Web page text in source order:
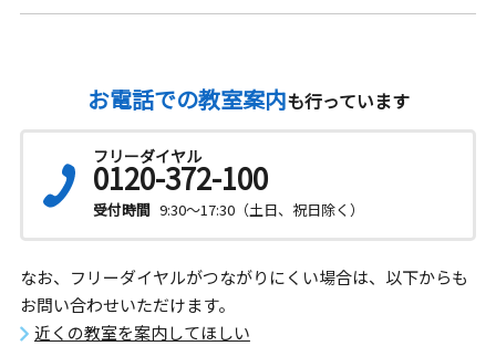
お電話での教室案内も行っています
フリーダイヤル
0120-372-100
受付時間 9:30～17:30（土日、祝日除く）
なお、フリーダイヤルがつながりにくい場合は、以下からも
お問い合わせいただけます。
近くの教室を案内してほしい